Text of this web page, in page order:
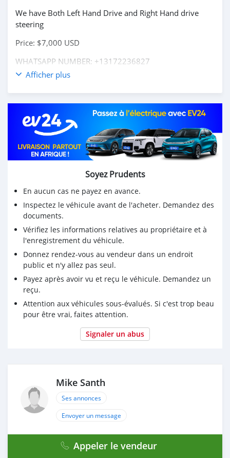
We have Both Left Hand Drive and Right Hand drive
steering
Price: $7,000 USD
WHATSAPP NUMBER: +13172236827
CONTACT EMAIL: lucansachezs@hotmail.com
Afficher plus
Soyez Prudents
En aucun cas ne payez en avance.
Inspectez le véhicule avant de l'acheter. Demandez des
documents.
Vérifiez les informations relatives au propriétaire et à
l'enregistrement du véhicule.
Donnez rendez-vous au vendeur dans un endroit
public et n'y allez pas seul.
Payez après avoir vu et reçu le véhicule. Demandez un
reçu.
Attention aux véhicules sous-évalués. Si c'est trop beau
pour être vrai, faites attention.
Signaler un abus
Mike Santh
Ses annonces
Envoyer un message
Appeler le vendeur